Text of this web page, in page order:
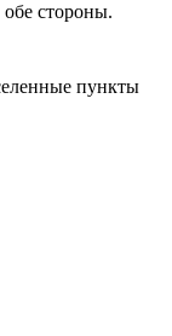
стороны.
пункты